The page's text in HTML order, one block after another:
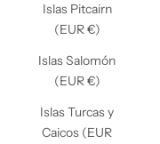
Islas Pitcairn
(EUR €)
Islas Salomón
(EUR €)
Islas Turcas y
Caicos (EUR